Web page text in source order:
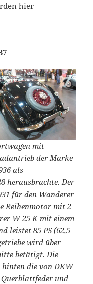
hier
mit
der Marke
als
herausbrachte. Der
für den Wanderer
Reihenmotor mit 2
W 25 K mit einem
leistet 85 PS (62,5
wird über
betätigt. Die
hinten die von DKW
Querblattfeder und